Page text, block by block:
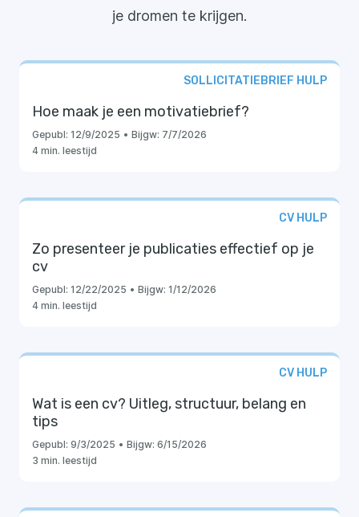
je dromen te krijgen.
SOLLICITATIEBRIEF HULP
Hoe maak je een motivatiebrief?
Gepubl: 12/9/2025 • Bijgw: 7/7/2026
4 min. leestijd
CV HULP
Zo presenteer je publicaties effectief op je
cv
Gepubl: 12/22/2025 • Bijgw: 1/12/2026
4 min. leestijd
CV HULP
Wat is een cv? Uitleg, structuur, belang en
tips
Gepubl: 9/3/2025 • Bijgw: 6/15/2026
3 min. leestijd